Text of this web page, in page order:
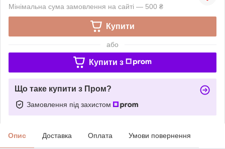
Мінімальна сума замовлення на сайті — 500 ₴
Купити
або
Купити з
Що таке купити з Пром?
Замовлення під захистом
Опис Доставка Оплата Умови повернення